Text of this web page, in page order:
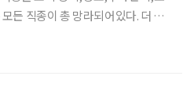
든 직종이 총 망라되어있다. 더 추